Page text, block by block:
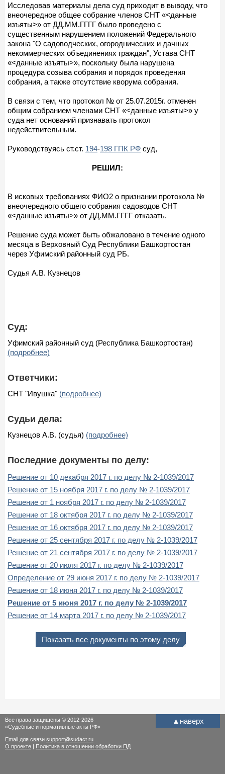
Исследовав материалы дела суд приходит в выводу, что
внеочередное общее собрание членов СНТ «<данные
изъяты>» от ДД.ММ.ГГГГ было проведено с
существенным нарушением положений Федерального
закона "О садоводческих, огороднических и дачных
некоммерческих объединениях граждан", Устава СНТ
«<данные изъяты>», поскольку была нарушена
процедура созыва собрания и порядок проведения
собрания, а также отсутствие кворума собрания.
В связи с тем, что протокол № от 25.07.2015г. отменен
общим собранием членами СНТ «<данные изъяты>» у
суда нет оснований признавать протокол
недействительным.
Руководствуясь ст.ст. 194-198 ГПК РФ суд,
РЕШИЛ:
В исковых требованиях ФИО2 о признании протокола №
внеочередного общего собрания садоводов СНТ
«<данные изъяты>» от ДД.ММ.ГГГГ отказать.
Решение суда может быть обжаловано в течение одного
месяца в Верховный Суд Республики Башкортостан
через Уфимский районный суд РБ.
Судья А.В. Кузнецов
Суд:
Уфимский районный суд (Республика Башкортостан)
(подробнее)
Ответчики:
СНТ "Ивушка" (подробнее)
Судьи дела:
Кузнецов А.В. (судья) (подробнее)
Последние документы по делу:
Решение от 10 декабря 2017 г. по делу № 2-1039/2017
Решение от 15 ноября 2017 г. по делу № 2-1039/2017
Решение от 1 ноября 2017 г. по делу № 2-1039/2017
Решение от 18 октября 2017 г. по делу № 2-1039/2017
Решение от 16 октября 2017 г. по делу № 2-1039/2017
Решение от 25 сентября 2017 г. по делу № 2-1039/2017
Решение от 21 сентября 2017 г. по делу № 2-1039/2017
Решение от 20 июля 2017 г. по делу № 2-1039/2017
Определение от 29 июня 2017 г. по делу № 2-1039/2017
Решение от 18 июня 2017 г. по делу № 2-1039/2017
Решение от 5 июня 2017 г. по делу № 2-1039/2017
Решение от 14 марта 2017 г. по делу № 2-1039/2017
Показать все документы по этому делу
▲ наверх
Все права защищены © 2012-2026
«Судебные и нормативные акты РФ»
Email для связи support@sudact.ru
О проекте | Политика в отношении обработки ПД